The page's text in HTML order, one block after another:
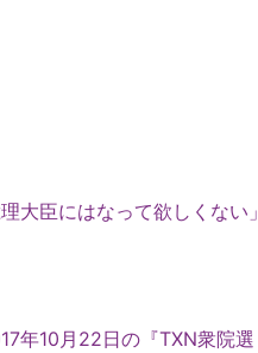
大臣にはなって欲しくない」
年10月22日の『TXN衆院選